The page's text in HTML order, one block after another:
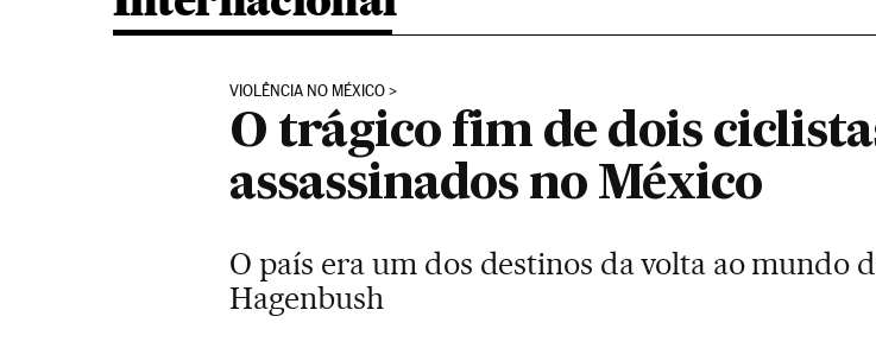
VIOLÊNCIA NO MÉXICO
O trágico fim de dois
assassinados no México
O país era um dos destinos da volta ao mundo
Hagenbush